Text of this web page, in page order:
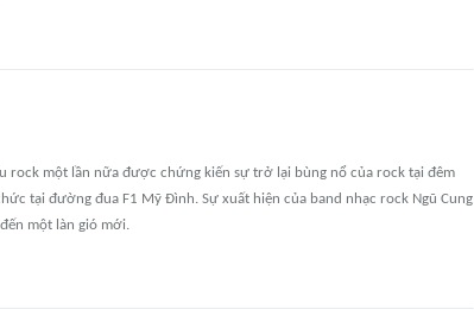
rock một lần nữa được chứng kiến sự trở lại bùng nổ của rock tại đêm
tại đường đua F1 Mỹ Đình. Sự xuất hiện của band nhạc rock Ngũ Cung
một làn gió mới.